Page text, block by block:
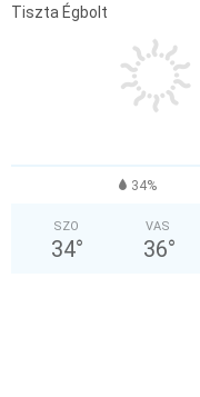
Tiszta Égbolt
34%
SZO
34°
VAS
36°